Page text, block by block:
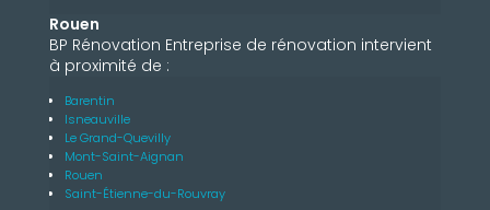
Rouen
BP Rénovation Entreprise de rénovation intervient
à proximité de :
Barentin
Isneauville
Le Grand-Quevilly
Mont-Saint-Aignan
Rouen
Saint-Étienne-du-Rouvray